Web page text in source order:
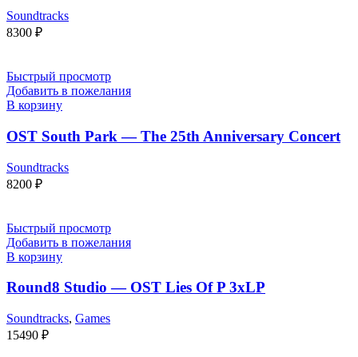
Soundtracks
8300 ₽
Быстрый просмотр
Добавить в пожелания
В корзину
OST South Park — The 25th Anniversary Concert
Soundtracks
8200 ₽
Быстрый просмотр
Добавить в пожелания
В корзину
Round8 Studio — OST Lies Of P 3xLP
Soundtracks, Games
15490 ₽